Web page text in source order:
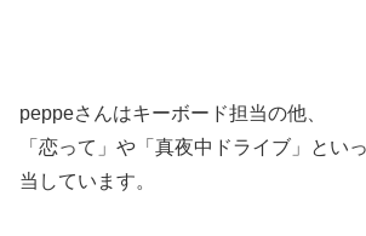
peppeさんはキーボード担当の他、
「恋って」や「真夜中ドライブ」とい
当しています。